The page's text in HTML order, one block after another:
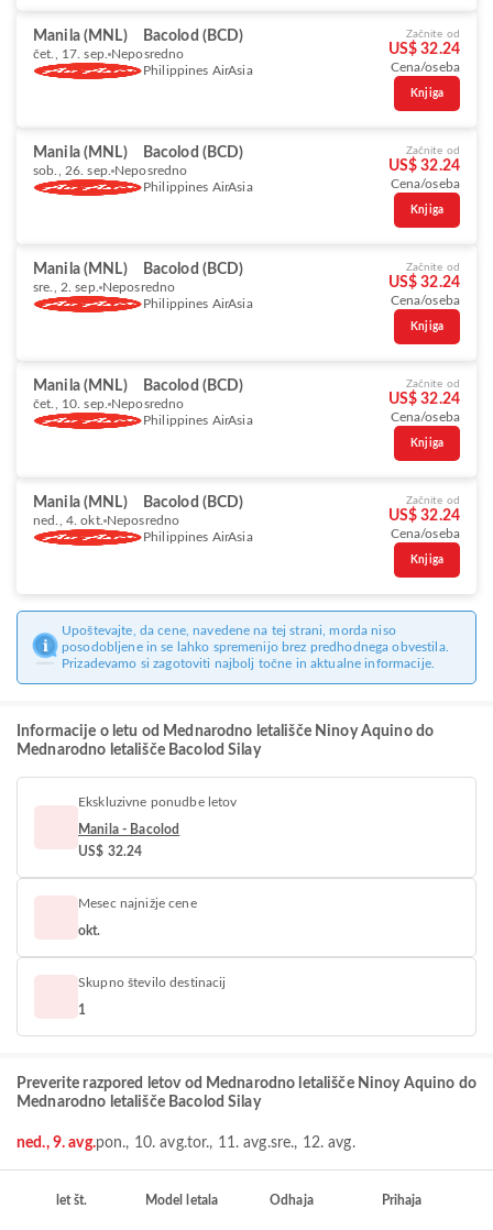
Manila (MNL) Bacolod (BCD)
čet., 17. sep. Neposredno
Philippines AirAsia
Začnite od
US$ 32.24
Cena/oseba
Knjiga
Manila (MNL) Bacolod (BCD)
sob., 26. sep. Neposredno
Philippines AirAsia
Začnite od
US$ 32.24
Cena/oseba
Knjiga
Manila (MNL) Bacolod (BCD)
sre., 2. sep. Neposredno
Philippines AirAsia
Začnite od
US$ 32.24
Cena/oseba
Knjiga
Manila (MNL) Bacolod (BCD)
čet., 10. sep. Neposredno
Philippines AirAsia
Začnite od
US$ 32.24
Cena/oseba
Knjiga
Manila (MNL) Bacolod (BCD)
ned., 4. okt. Neposredno
Philippines AirAsia
Začnite od
US$ 32.24
Cena/oseba
Knjiga
Upoštevajte, da cene, navedene na tej strani, morda niso
posodobljene in se lahko spremenijo brez predhodnega obvestila.
Prizadevamo si zagotoviti najbolj točne in aktualne informacije.
Informacije o letu od Mednarodno letališče Ninoy Aquino do
Mednarodno letališče Bacolod Silay
Ekskluzivne ponudbe letov
Manila - Bacolod
US$ 32.24
Mesec najnižje cene
okt.
Skupno število destinacij
1
Preverite razpored letov od Mednarodno letališče Ninoy Aquino do
Mednarodno letališče Bacolod Silay
ned., 9. avg.pon., 10. avg.tor., 11. avg.sre., 12. avg.
let št. Model letala Odhaja Prihaja